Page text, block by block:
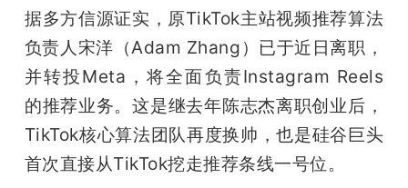
据多方信源证实，原TikTok主站视频推荐算法
负责人宋洋（Adam Zhang）已于近日离职，
并转投Meta，将全面负责Instagram Reels
的推荐业务。这是继去年陈志杰离职创业后，
TikTok核心算法团队再度换帅，也是硅谷巨头
首次直接从TikTok挖走推荐条线一号位。